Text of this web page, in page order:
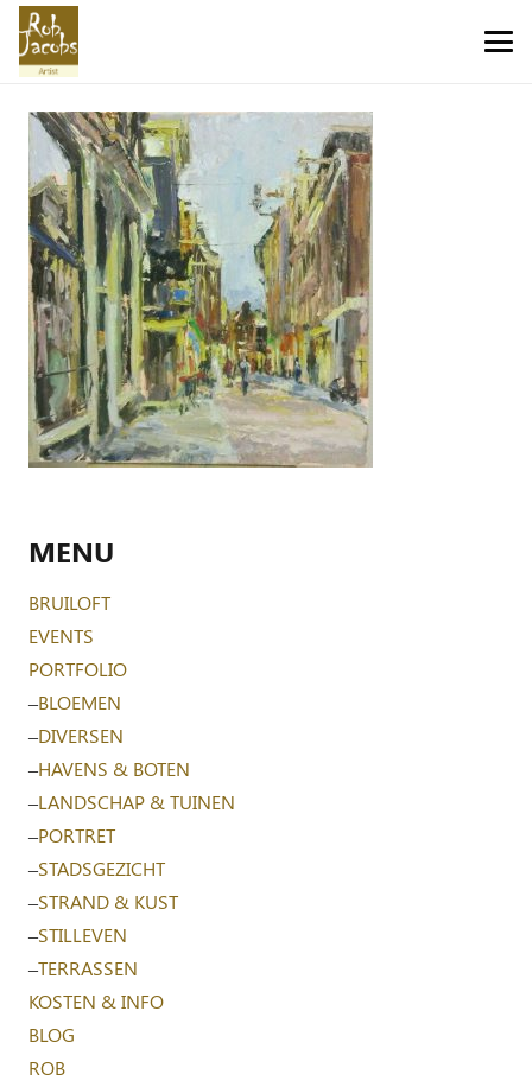
MENU
BRUILOFT
EVENTS
PORTFOLIO
–BLOEMEN
–DIVERSEN
–HAVENS & BOTEN
–LANDSCHAP & TUINEN
–PORTRET
–STADSGEZICHT
–STRAND & KUST
–STILLEVEN
–TERRASSEN
KOSTEN & INFO
BLOG
ROB